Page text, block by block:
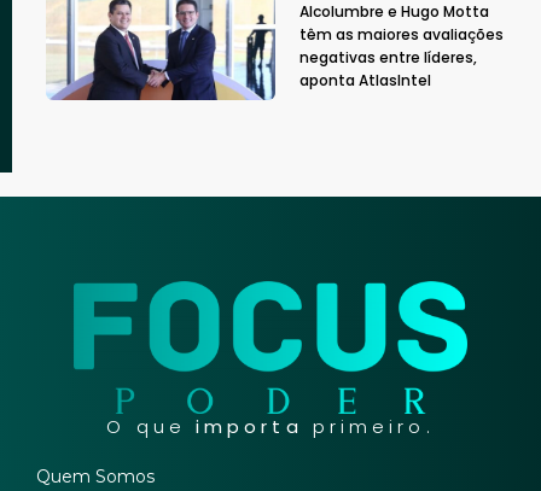
Alcolumbre e Hugo Motta
têm as maiores avaliações
negativas entre líderes,
aponta AtlasIntel
O que importa primeiro.
Quem Somos